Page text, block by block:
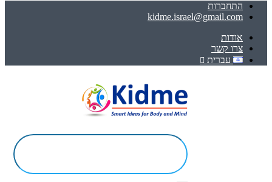
התחברות
kidme.israel@gmail.com
אודות
צרו קשר
עברית